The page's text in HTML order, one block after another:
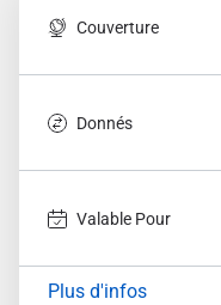
Couverture
Donnés
Valable Pour
Plus d'infos